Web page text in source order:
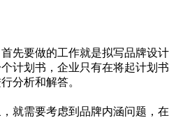
先要做的工作就是拟写品牌设
计划书，企业只有在将起计划
分析和解答。
就需要考虑到品牌内涵问题，